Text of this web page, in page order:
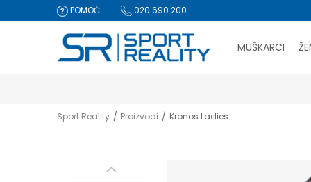
POMOĆ 020 690 200
MUŠKARCI
Sport Reality Proizvodi Kronos Ladies